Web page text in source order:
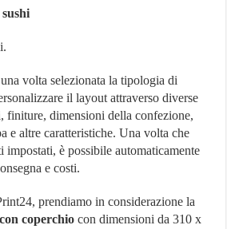
volta selezionata la tipologia di
il layout attraverso diverse
finiture, dimensioni della confezione,
e altre caratteristiche. Una volta che
impostati, è possibile automaticamente
e costi.
prendiamo in considerazione la
coperchio con dimensioni da 310 x